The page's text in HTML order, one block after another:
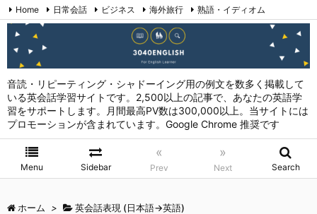
音読・リピーティング・シャドーイング用の例文を数多く掲載して
いる英会話学習サイトです。2,500以上の記事で、あなたの英語学
習をサポートします。月間最高PV数は300,000以上。当サイトには
プロモーションが含まれています。Google Chrome 推奨です
Menu Sidebar
«
Prev
»
Next Search
Home 日常会話 ビジネス 海外旅行
熟語・イディオム
英会話表現 (日本語→英語)
お問い合わせ
ホーム > 英会話表現 (日本語→英語)